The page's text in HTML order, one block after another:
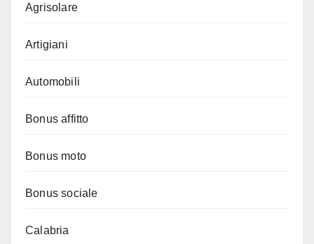
Agrisolare
Artigiani
Automobili
Bonus affitto
Bonus moto
Bonus sociale
Calabria